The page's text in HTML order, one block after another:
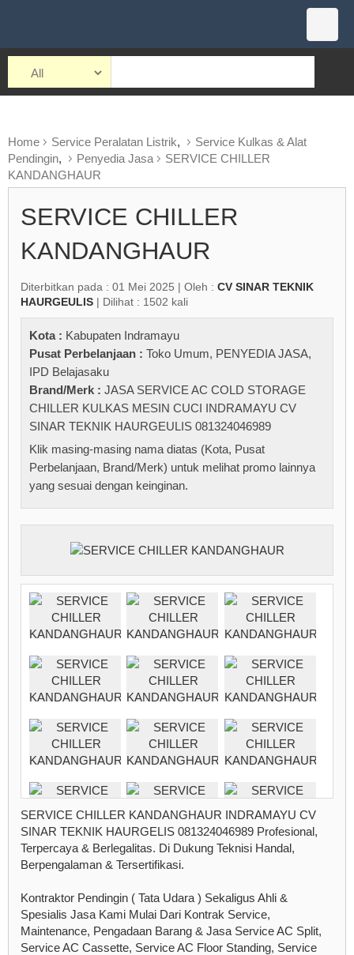
Home Service Peralatan Listrik,
Service Kulkas & Alat
Pendingin, Penyedia Jasa
SERVICE CHILLER
KANDANGHAUR
SERVICE CHILLER
KANDANGHAUR
Diterbitkan pada : 01 Mei 2025 | Oleh : CV SINAR TEKNIK
HAURGEULIS | Dilihat : 1502 kali
Kota : Kabupaten Indramayu
Pusat Perbelanjaan : Toko Umum, PENYEDIA JASA,
IPD Belajasaku
Brand/Merk : JASA SERVICE AC COLD STORAGE
CHILLER KULKAS MESIN CUCI INDRAMAYU CV
SINAR TEKNIK HAURGEULIS 081324046989
Klik masing-masing nama diatas (Kota, Pusat
Perbelanjaan, Brand/Merk) untuk melihat promo lainnya
yang sesuai dengan keinginan.
SERVICE CHILLER KANDANGHAUR INDRAMAYU CV
SINAR TEKNIK HAURGELIS 081324046989 Profesional,
Terpercaya & Berlegalitas. Di Dukung Teknisi Handal,
Berpengalaman & Tersertifikasi.
Kontraktor Pendingin ( Tata Udara ) Sekaligus Ahli &
Spesialis Jasa Kami Mulai Dari Kontrak Service,
Maintenance, Pengadaan Barang & Jasa Service AC Split,
Service AC Cassette, Service AC Floor Standing, Service